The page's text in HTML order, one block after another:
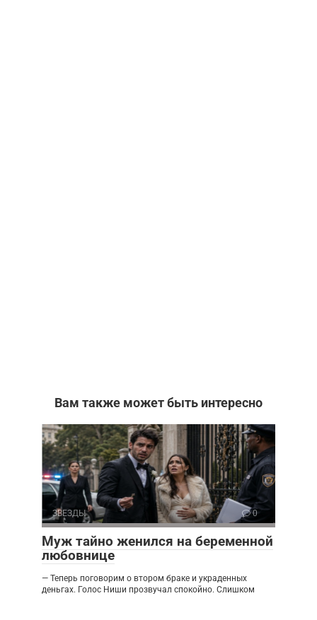
Вам также может быть интересно
ЗВЕЗДЫ 0
Муж тайно женился на беременной
любовнице
— Теперь поговорим о втором браке и украденных
деньгах. Голос Ниши прозвучал спокойно. Слишком